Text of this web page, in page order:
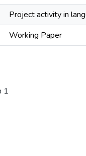
Project activity in
Working Paper
1